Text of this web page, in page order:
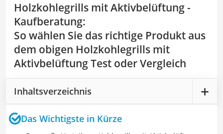
Holzkohlegrills mit Aktivbelüftung -
Kaufberatung:
So wählen Sie das richtige Produkt aus
dem obigen Holzkohlegrills mit
Aktivbelüftung Test oder Vergleich
Inhaltsverzeichnis
Das Wichtigste in Kürze